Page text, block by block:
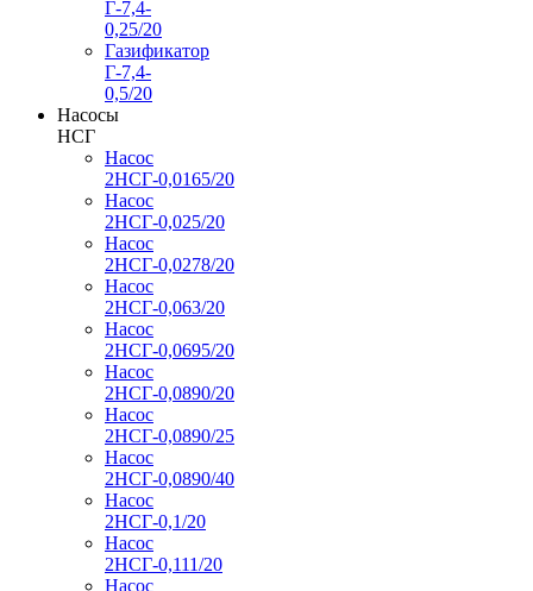
Г-7,4-
0,25/20
Газификатор
Г-7,4-
0,5/20
Насосы
НСГ
Насос
2НСГ-0,0165/20
Насос
2НСГ-0,025/20
Насос
2НСГ-0,0278/20
Насос
2НСГ-0,063/20
Насос
2НСГ-0,0695/20
Насос
2НСГ-0,0890/20
Насос
2НСГ-0,0890/25
Насос
2НСГ-0,0890/40
Насос
2НСГ-0,1/20
Насос
2НСГ-0,111/20
Насос